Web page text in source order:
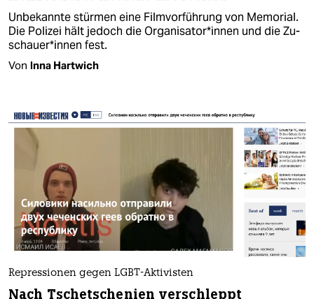
Unbekannte stürmen eine Filmvorführung von Memorial.
Die Polizei hält jedoch die Or­ga­ni­sa­to­r*in­nen und die Zu­
schaue­r*in­nen fest.
Von Inna Hartwich
Repressionen gegen LGBT-Aktivisten
Nach Tschetschenien verschleppt